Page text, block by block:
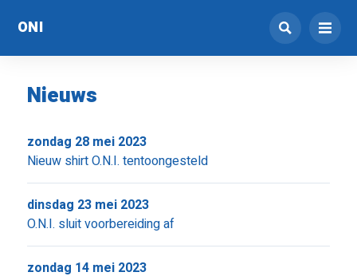
ONI
Nieuws
Nieuw shirt O.N.I. tentoongesteld
zondag 28 mei 2023
O.N.I. sluit voorbereiding af
dinsdag 23 mei 2023
zondag 14 mei 2023